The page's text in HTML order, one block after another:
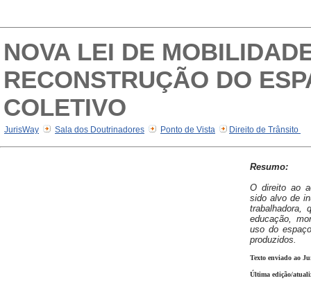
NOVA LEI DE
RECONSTRUÇÃO DO
COLETIVO
JurisWay Sala dos Doutrinadores Ponto de Vista Direito de Trânsito
Resumo:
O direito ao
sido alvo de
trabalhadora,
educação,
uso do
produzidos.
Texto enviado ao
Última edição/